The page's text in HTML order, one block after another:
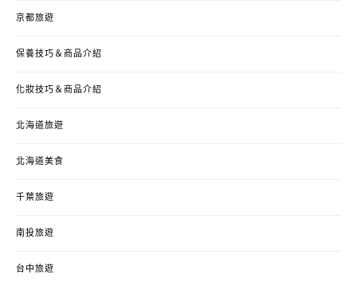
京都旅遊
保養技巧＆商品介紹
化妝技巧＆商品介紹
北海道旅遊
北海道美食
千葉旅遊
南投旅遊
台中旅遊